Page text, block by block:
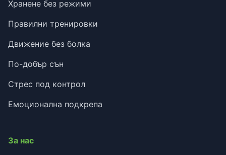
Хранене без режими
Правилни тренировки
Движение без болка
По-добър сън
Стрес под контрол
Емоционална подкрепа
За нас